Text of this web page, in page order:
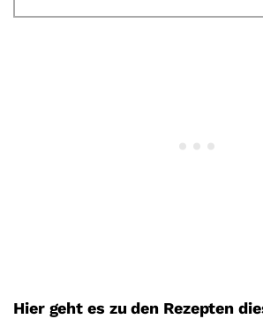
Hier geht es zu den Rezepten